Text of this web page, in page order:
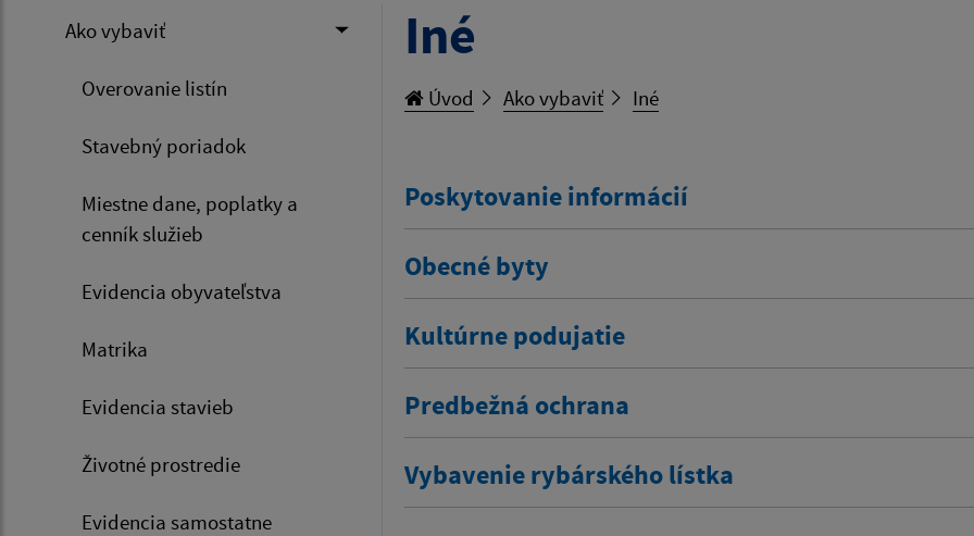
Ako vybaviť
Overovanie listín
Stavebný poriadok
Miestne dane, poplatky a
cenník služieb
Evidencia obyvateľstva
Matrika
Evidencia stavieb
Životné prostredie
Evidencia samostatne
Iné
Úvod Ako vybaviť Iné
Poskytovanie informácií
Obecné byty
Kultúrne podujatie
Predbežná ochrana
Vybavenie rybárského lístka